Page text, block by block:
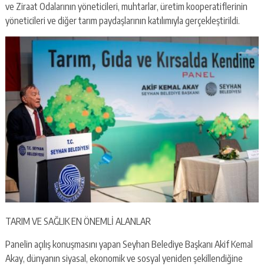
ve Ziraat Odalarının yöneticileri, muhtarlar, üretim kooperatiflerinin
yöneticileri ve diğer tarım paydaşlarının katılımıyla gerçekleştirildi.
TARIM VE SAĞLIK EN ÖNEMLİ ALANLAR
Panelin açılış konuşmasını yapan Seyhan Belediye Başkanı Akif Kemal
Akay, dünyanın siyasal, ekonomik ve sosyal yeniden şekillendiğine